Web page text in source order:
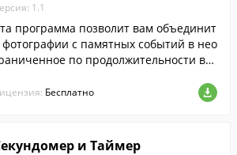
1.1
программа позволит вам объединит
фотографии с памятных событий в нео
по продолжительности ви
Бесплатно
и Таймер